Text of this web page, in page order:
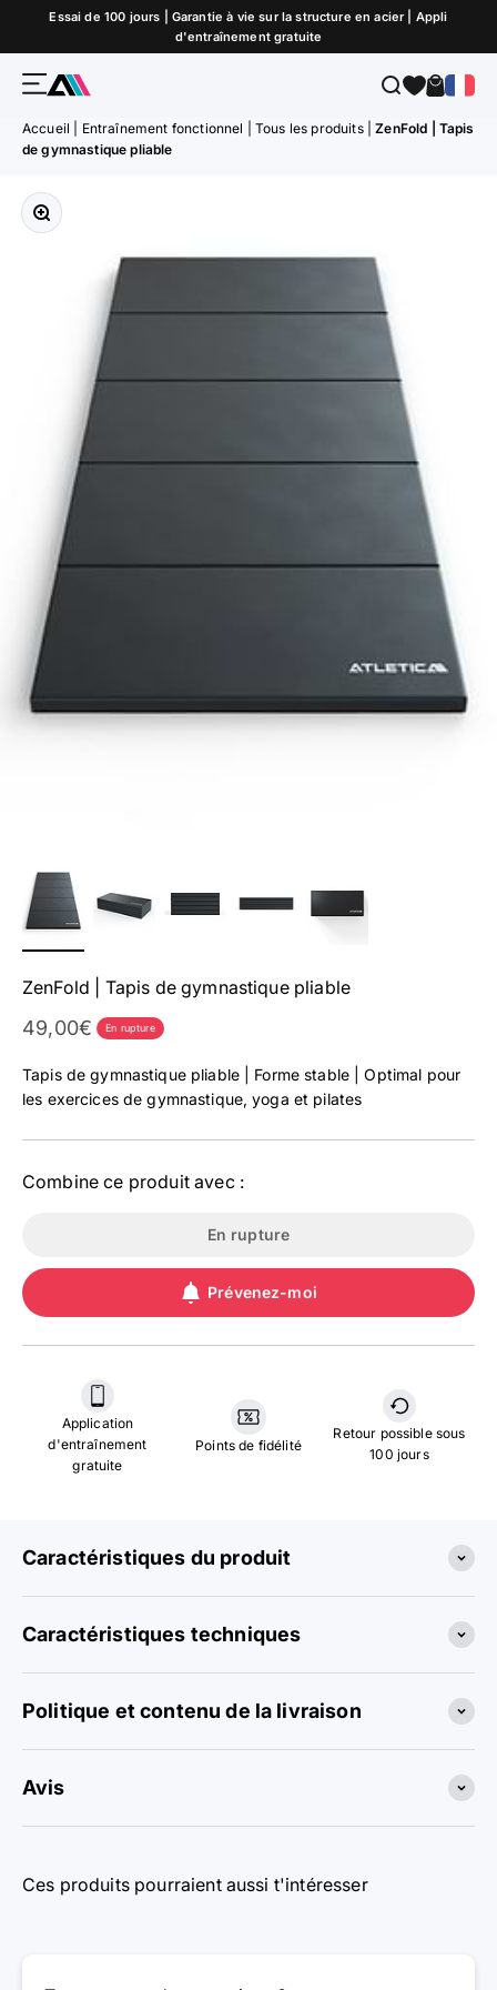
Passer au contenu
Essai de 100 jours | Garantie à vie sur la structure en acier | Appli
d'entraînement gratuite
MenuATLETICA Recherche
Panier
Accueil Entraînement fonctionnel Tous les produits
ZenFold | Tapis
de gymnastique pliable
Zoomer sur l'image
ZenFold | Tapis de gymnastique pliable
Prix affiché
49,00€ En rupture
Tapis de gymnastique pliable | Forme stable | Optimal pour
les exercices de gymnastique, yoga et pilates
Combine ce produit avec :
En rupture
Prévenez-moi
Application
d'entraînement
gratuite
Points de fidélité
Retour possible sous
100 jours
Caractéristiques du produit
Caractéristiques techniques
Politique et contenu de la livraison
Avis
Ces produits pourraient aussi t'intéresser